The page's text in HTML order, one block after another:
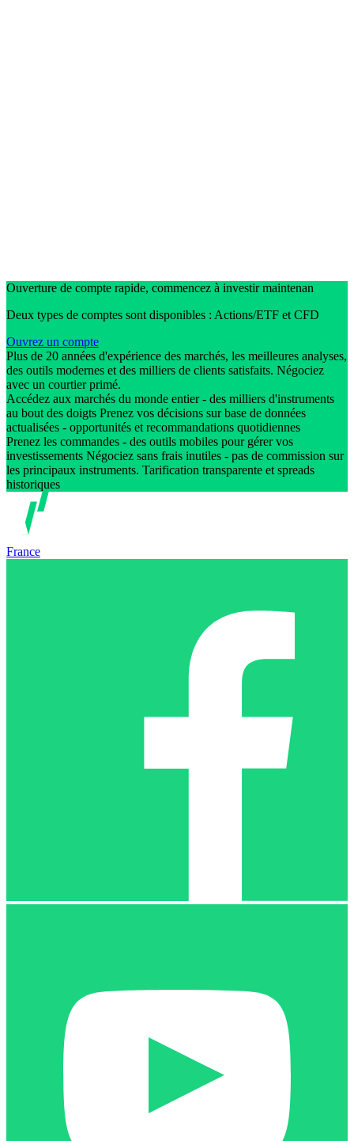
Ouverture de compte rapide, commencez à investir maintenan
Deux types de comptes sont disponibles : Actions/ETF et CFD
Ouvrez un compte
Plus de 20 années d'expérience des marchés, les meilleures analyses,
des outils modernes et des milliers de clients satisfaits. Négociez
avec un courtier primé.
Accédez aux marchés du monde entier - des milliers d'instruments
au bout des doigts Prenez vos décisions sur base de données
actualisées - opportunités et recommandations quotidiennes
Prenez les commandes - des outils mobiles pour gérer vos
investissements Négociez sans frais inutiles - pas de commission sur
les principaux instruments. Tarification transparente et spreads
historiques
France